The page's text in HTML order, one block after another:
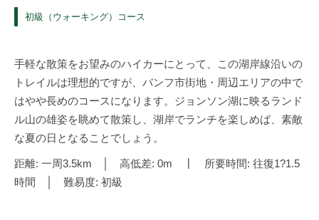
初級（ウォーキング）コース
手軽な散策をお望みのハイカーにとって、この湖岸線沿いの
トレイルは理想的ですが、バンフ市街地・周辺エリアの中で
はやや長めのコースになります。ジョンソン湖に映るランド
ル山の雄姿を眺めて散策し、湖岸でランチを楽しめば、素敵
な夏の日となることでしょう。
距離: 一周3.5km │ 高低差: 0m ┃ 所要時間: 往復1?1.5
時間 │ 難易度: 初級